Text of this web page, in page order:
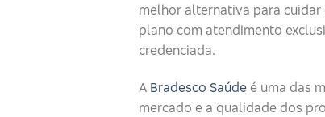
melhor alternativa para cuidar
plano com atendimento
credenciada.
A Bradesco Saúde é uma das
mercado e a qualidade dos